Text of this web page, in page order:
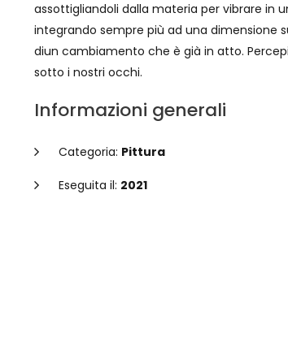
assottigliandoli dalla materia per vibrare in
integrando sempre più ad una dimensione
diun cambiamento che è già in atto.
sotto i nostri occhi.
Informazioni generali
Categoria: Pittura
Eseguita il: 2021